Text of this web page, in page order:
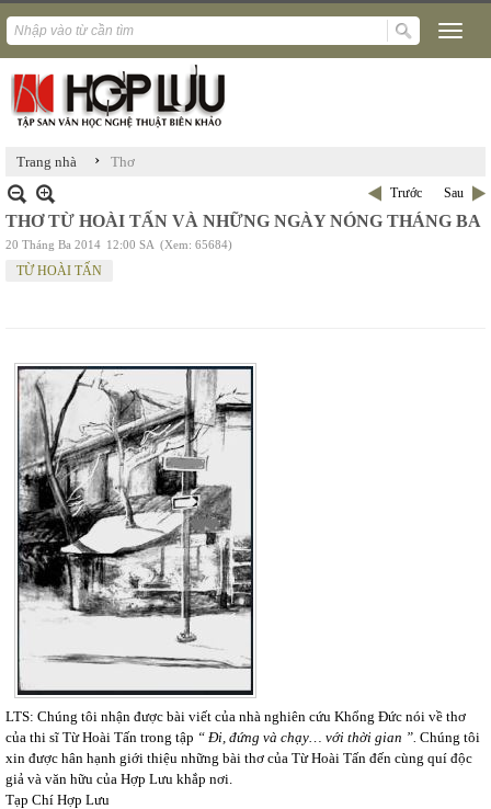
Trang nhà › Thơ
Trước Sau
THƠ TỪ HOÀI TẤN VÀ NHỮNG NGÀY NÓNG THÁNG BA
20 Tháng Ba 2014 12:00 SA (Xem: 65684)
TỪ HOÀI TẤN
LTS: Chúng tôi nhận được bài viết của nhà nghiên cứu Khổng Đức nói về thơ
của thi sĩ Từ Hoài Tấn trong tập “ Đi, đứng và chạy… với thời gian ”. Chúng tôi
xin được hân hạnh giới thiệu những bài thơ của Từ Hoài Tấn đến cùng quí độc
giả và văn hữu của Hợp Lưu khắp nơi.
Tạp Chí Hợp Lưu